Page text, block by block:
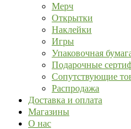
Мерч
Открытки
Наклейки
Игры
Упаковочная
Подарочные
Сопутствующие
Распродажа
Доставка и оплата
Магазины
О нас